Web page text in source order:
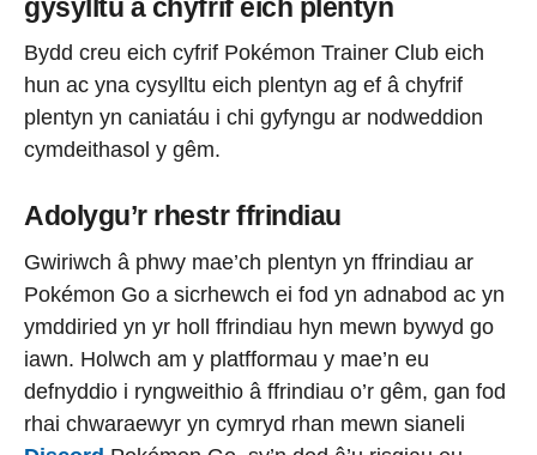
gysylltu â chyfrif eich plentyn
Bydd creu eich cyfrif Pokémon Trainer Club eich
hun ac yna cysylltu eich plentyn ag ef â chyfrif
plentyn yn caniatáu i chi gyfyngu ar nodweddion
cymdeithasol y gêm.
Adolygu’r rhestr ffrindiau
Gwiriwch â phwy mae’ch plentyn yn ffrindiau ar
Pokémon Go a sicrhewch ei fod yn adnabod ac yn
ymddiried yn yr holl ffrindiau hyn mewn bywyd go
iawn. Holwch am y platfformau y mae’n eu
defnyddio i ryngweithio â ffrindiau o’r gêm, gan fod
rhai chwaraewyr yn cymryd rhan mewn sianeli